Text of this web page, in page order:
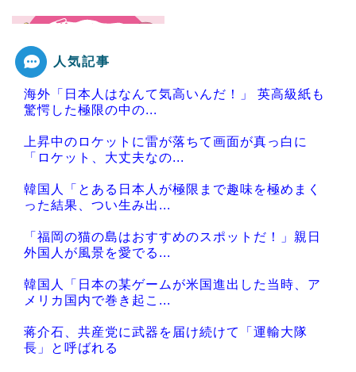
Powered by livedoor 相互RSS
人気記事
海外「日本人はなんて気高いんだ！」 英高級紙も
驚愕した極限の中の...
上昇中のロケットに雷が落ちて画面が真っ白に
「ロケット、大丈夫なの...
韓国人「とある日本人が極限まで趣味を極めまく
った結果、つい生み出...
「福岡の猫の島はおすすめのスポットだ！」親日
外国人が風景を愛でる...
韓国人「日本の某ゲームが米国進出した当時、ア
メリカ国内で巻き起こ...
蒋介石、共産党に武器を届け続けて「運輸大隊
長」と呼ばれる